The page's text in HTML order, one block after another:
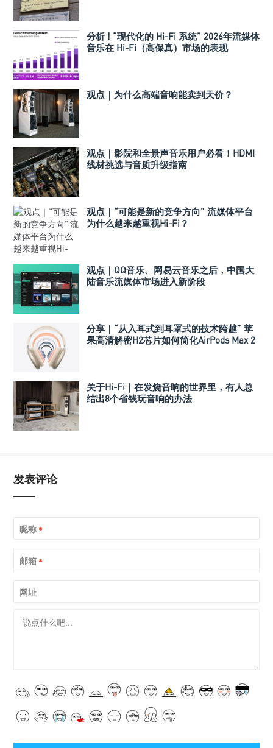
分析 | “现代化的 Hi-Fi 系统” 2026年流媒体
音乐在 Hi-Fi（高保真）市场的表现
观点｜为什么高端音响能卖到天价？
观点｜影院和全景声音乐用户必看！HDMI
线材挑选与音质升级指南
观点｜“可能是新的竞争方向” 流媒体平台
为什么越来越重视Hi-Fi？
观点｜QQ音乐、网易云音乐之后，中国大
陆音乐流媒体市场进入新阶段
分享｜“从入耳式到耳罩式的技术跨越” 苹
果高清解密H2芯片如何简化AirPods Max 2
关于Hi-Fi｜在发烧音响的世界里，有人总
结出8个省钱玩音响的办法
发表评论
昵称 *
邮箱 *
网址